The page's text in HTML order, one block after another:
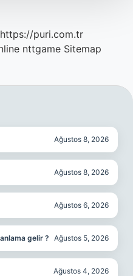
https://puri.com.tr
nttgame Sitemap
Ağustos 8, 2026
Ağustos 8, 2026
Ağustos 6, 2026
gelir ? Ağustos 5, 2026
Ağustos 4, 2026